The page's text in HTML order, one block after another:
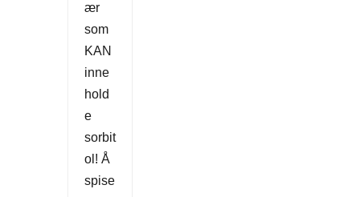
ær
som
KAN
inne
hold
e
sorbit
ol! Å
spise